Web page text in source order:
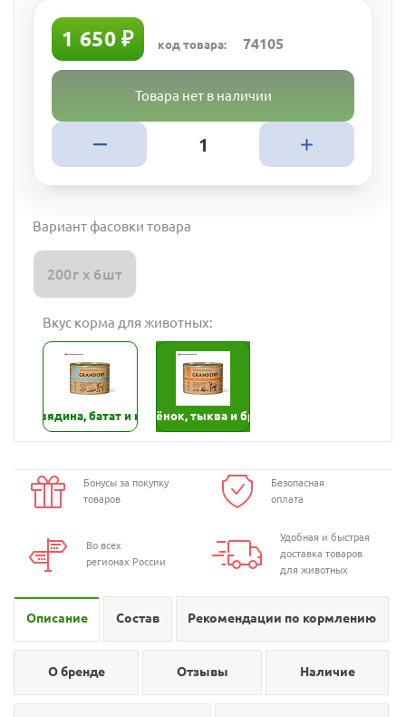
1 650 ₽ код товара: 74105
Товара нет в наличии
Вариант фасовки товара
200г х 6шт
Вкус корма для животных:
Говядина, батат и капустаЯгнёнок, тыква и брокколи
Бонусы за покупку
товаров
Безопасная
оплата
Во всех
регионах России
Удобная и быстрая
доставка товаров
для животных
Описание Состав Рекомендации по кормлению
О бренде Отзывы Наличие